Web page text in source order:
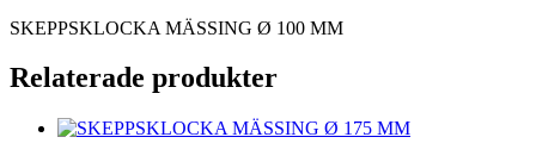
SKEPPSKLOCKA MÄSSING Ø 100 MM
Relaterade produkter